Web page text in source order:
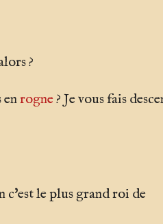
?
enrogne? Je vous fais
c'est le plus grand roi de